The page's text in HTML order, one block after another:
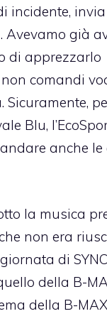
incidente, invia
Avevamo già
di apprezzarlo
comandi
Blu, l’
anche le
la musica
non era
di
della B-
della B-